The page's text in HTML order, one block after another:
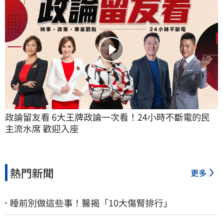
政論留友看 6大王牌政論一次看！24小時不斷電的民
主流水席 歡迎入座
熱門新聞 更多
睡前別做這些事！醫揭「10大傷腎排行」